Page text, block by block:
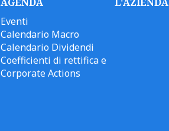
Eventi
Calendario Macro
Calendario Dividendi
Coefficienti di rettifica e
Corporate Actions